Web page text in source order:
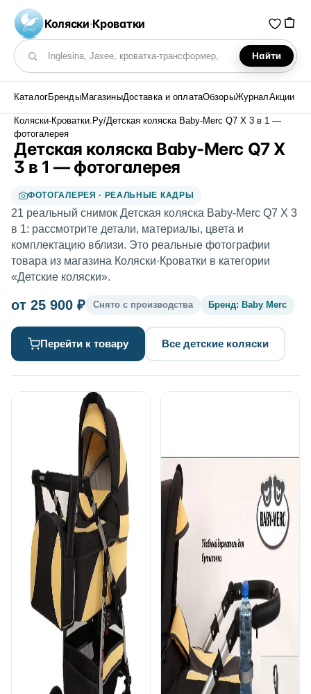
Коляски·Кроватки
Поиск по каталогу
Найти
КаталогБрендыМагазиныДоставка и оплатаОбзорыЖурналАкции
Коляски-Кроватки.Ру/Детская коляска Baby-Merc Q7 X 3 в 1 —
фотогалерея
Детская коляска Baby-Merc Q7 X
3 в 1 — фотогалерея
ФОТОГАЛЕРЕЯ · РЕАЛЬНЫЕ КАДРЫ
21 реальный снимок Детская коляска Baby-Merc Q7 X 3
в 1: рассмотрите детали, материалы, цвета и
комплектацию вблизи. Это реальные фотографии
товара из магазина Коляски·Кроватки в категории
«Детские коляски».
от 25 900 ₽ Снято с производства Бренд: Baby Merc
Перейти к товару Все детские коляски